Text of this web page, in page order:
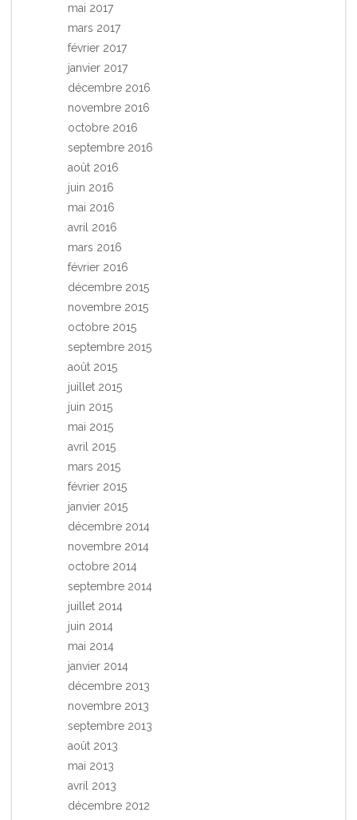
mai 2017
mars 2017
février 2017
janvier 2017
décembre 2016
novembre 2016
octobre 2016
septembre 2016
août 2016
juin 2016
mai 2016
avril 2016
mars 2016
février 2016
décembre 2015
novembre 2015
octobre 2015
septembre 2015
août 2015
juillet 2015
juin 2015
mai 2015
avril 2015
mars 2015
février 2015
janvier 2015
décembre 2014
novembre 2014
octobre 2014
septembre 2014
juillet 2014
juin 2014
mai 2014
janvier 2014
décembre 2013
novembre 2013
septembre 2013
août 2013
mai 2013
avril 2013
décembre 2012